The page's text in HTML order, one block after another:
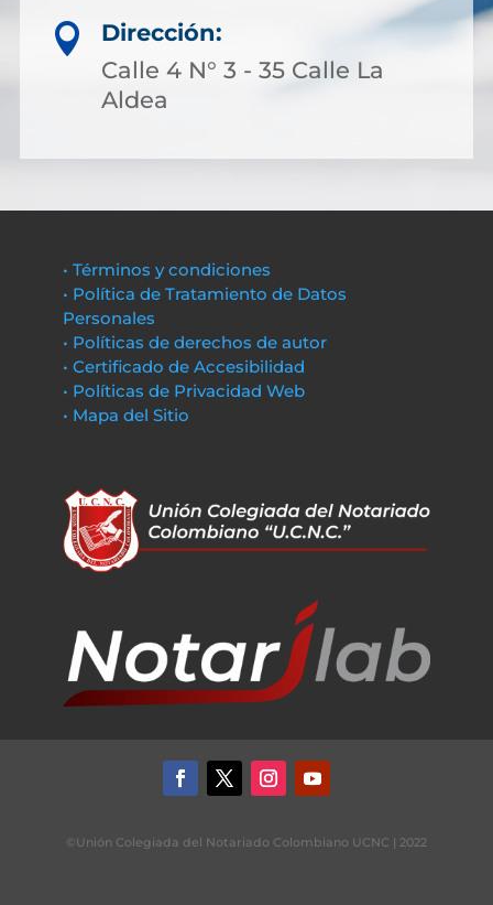

Dirección:
Calle 4 N° 3 - 35 Calle La
Aldea
• Términos y condiciones
• Política de Tratamiento de Datos
Personales
• Políticas de derechos de autor
• Certificado de Accesibilidad
• Políticas de Privacidad Web
• Mapa del Sitio
©Unión Colegiada del Notariado Colombiano UCNC | 2022